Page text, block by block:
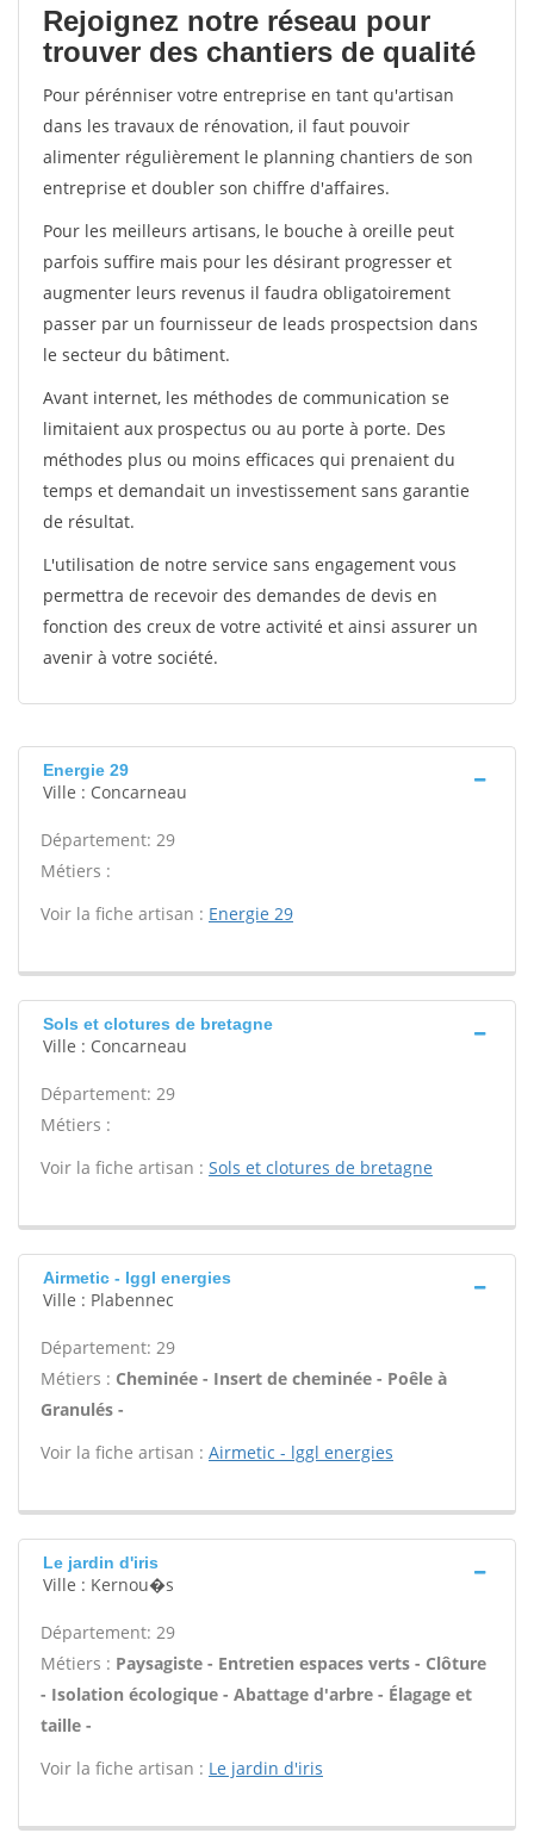
Rejoignez notre réseau pour
trouver des chantiers de qualité
Pour pérénniser votre entreprise en tant qu'artisan
dans les travaux de rénovation, il faut pouvoir
alimenter régulièrement le planning chantiers de son
entreprise et doubler son chiffre d'affaires.
Pour les meilleurs artisans, le bouche à oreille peut
parfois suffire mais pour les désirant progresser et
augmenter leurs revenus il faudra obligatoirement
passer par un fournisseur de leads prospectsion dans
le secteur du bâtiment.
Avant internet, les méthodes de communication se
limitaient aux prospectus ou au porte à porte. Des
méthodes plus ou moins efficaces qui prenaient du
temps et demandait un investissement sans garantie
de résultat.
L'utilisation de notre service sans engagement vous
permettra de recevoir des demandes de devis en
fonction des creux de votre activité et ainsi assurer un
avenir à votre société.
Energie 29
Ville : Concarneau
Département: 29
Métiers :
Voir la fiche artisan : Energie 29
Sols et clotures de bretagne
Ville : Concarneau
Département: 29
Métiers :
Voir la fiche artisan : Sols et clotures de bretagne
Airmetic - lggl energies
Ville : Plabennec
Département: 29
Métiers : Cheminée - Insert de cheminée - Poêle à
Granulés -
Voir la fiche artisan : Airmetic - lggl energies
Le jardin d'iris
Ville : Kernou�s
Département: 29
Métiers : Paysagiste - Entretien espaces verts - Clôture
- Isolation écologique - Abattage d'arbre - Élagage et
taille -
Voir la fiche artisan : Le jardin d'iris